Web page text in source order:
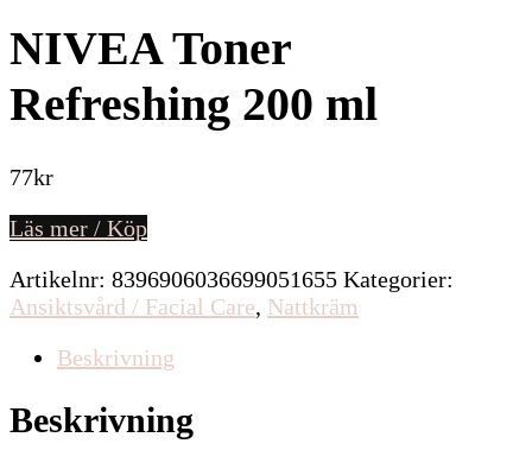
NIVEA Toner
Refreshing 200 ml
77kr
Läs mer / Köp
Artikelnr: 8396906036699051655 Kategorier:
Ansiktsvård / Facial Care, Nattkräm
Beskrivning
Beskrivning